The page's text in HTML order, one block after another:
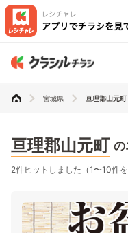
宮城県 亘理郡山元町
亘理郡山元町 の
2件ヒットしました（1〜10件を